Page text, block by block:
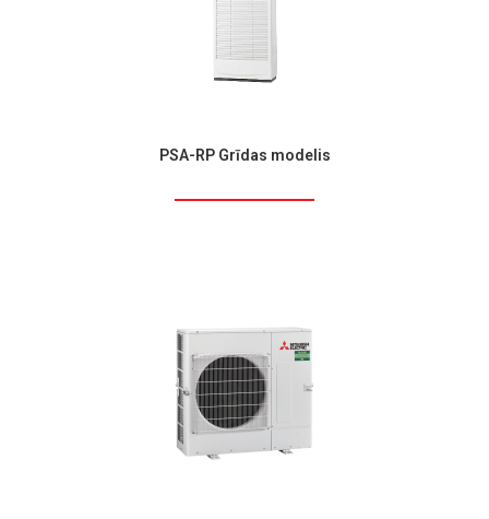
PSA-RP Grīdas modelis